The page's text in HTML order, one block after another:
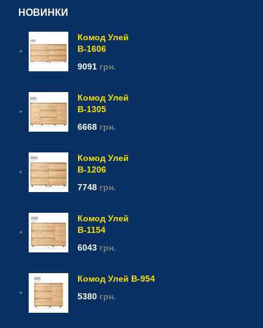
НОВИНКИ
Комод Улей
В-1606
9091 грн.
Комод Улей
В-1305
6668 грн.
Комод Улей
В-1206
7748 грн.
Комод Улей
В-1154
6043 грн.
Комод Улей В-954
5380 грн.